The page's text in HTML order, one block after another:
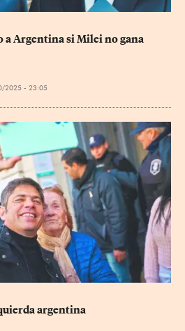
a Argentina si Milei no gana
2025 - 23:05
argentina